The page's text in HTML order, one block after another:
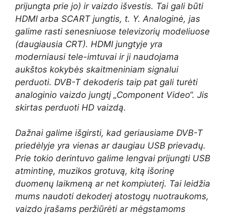
prijungta prie jo) ir vaizdo išvestis. Tai gali būti
HDMI arba SCART jungtis, t. Y. Analoginė, jas
galime rasti senesniuose televizorių modeliuose
(daugiausia CRT). HDMI jungtyje yra
moderniausi tele-imtuvai ir ji naudojama
aukštos kokybės skaitmeniniam signalui
perduoti. DVB-T dekoderis taip pat gali turėti
analoginio vaizdo jungtį „Component Video“. Jis
skirtas perduoti HD vaizdą.
Dažnai galime išgirsti, kad geriausiame DVB-T
priedėlyje yra vienas ar daugiau USB prievadų.
Prie tokio derintuvo galime lengvai prijungti USB
atmintinę, muzikos grotuvą, kitą išorinę
duomenų laikmeną ar net kompiuterį. Tai leidžia
mums naudoti dekoderį atostogų nuotraukoms,
vaizdo įrašams peržiūrėti ar mėgstamoms